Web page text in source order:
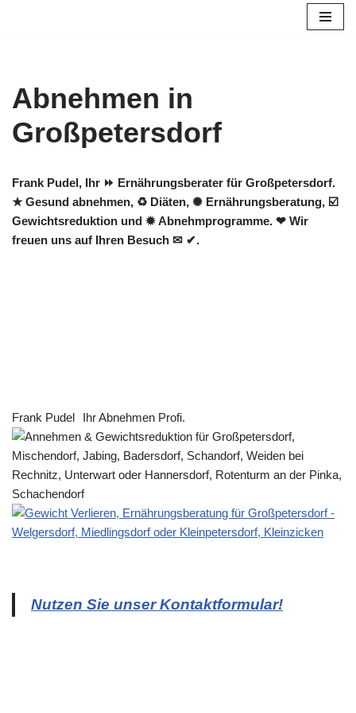
Abnehmen in
Großpetersdorf
Frank Pudel, Ihr ⏩ Ernährungsberater für Großpetersdorf.
★ Gesund abnehmen, ♻ Diäten, ✺ Ernährungsberatung, ☑️
Gewichtsreduktion und ✹ Abnehmprogramme. ❤ Wir
freuen uns auf Ihren Besuch ✉ ✔.
Frank Pudel Ihr Abnehmen Profi.
Nutzen Sie unser Kontaktformular!